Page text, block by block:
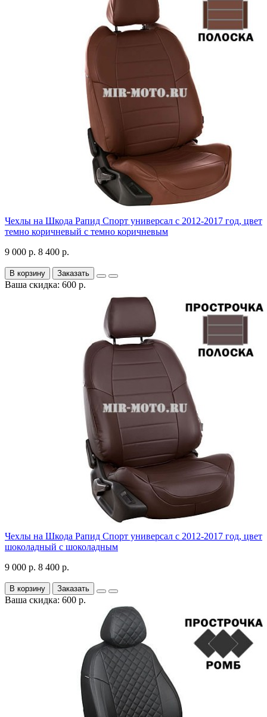
Чехлы на Шкода Рапид Спорт универсал с 2012-2017 год, цвет
темно коричневый с темно коричневым
9 000 р. 8 400 р.
В корзину Заказать
Ваша скидка: 600 р.
Чехлы на Шкода Рапид Спорт универсал с 2012-2017 год, цвет
шоколадный с шоколадным
9 000 р. 8 400 р.
В корзину Заказать
Ваша скидка: 600 р.